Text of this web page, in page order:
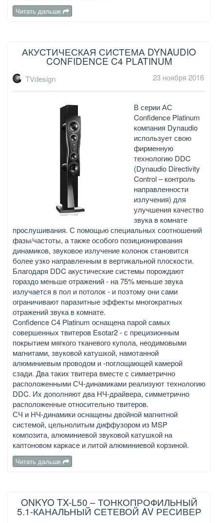
Читать дальше
АКУСТИЧЕСКАЯ СИСТЕМА DYNAUDIO
CONFIDENCE C4 PLATINUM
TVdesign 23 ноября 2016
В серии АС
Confidence Platinum
компания Dynaudio
использует свою
фирменную
технологию DDC
(Dynaudio Directivity
Control – контроль
направленности
излучения) для
улучшения качество
звука в комнате
прослушивания. С помощью специальных соотношений
фазы/частоты, а также особого позиционирования
динамиков, звуковое излучение колонок становится
более узко направленным в вертикальной плоскости.
Благодаря DDC акустические системы порождают
гораздо меньше отражений - на 75% меньше звука
излучается в пол и потолок - и поэтому они сами
ограничивают паразитные эффекты многократных
отражений звука в комнате.
Confidence C4 Platinum оснащена парой самых
совершенных твитеров Esotar2 - с прецизионным
покрытием мягкого тканевого купола, неодимовыми
магнитами, звуковой катушкой, намотанной
алюминиевым проводом и -поглощающей камерой
сзади. Два таких твитера вместе с симметрично
расположенными СЧ-динамиками реализуют технологию
DDC. Их дополняют два НЧ-драйвера, симметрично
расположенные относительно твитеров.
СЧ и НЧ-динамики оснащены двойной магнитной
системой, цельнолитым диффузором из MSP
композита, алюминиевой звуковой катушкой на
каптоновом каркасе и литой алюминиевой корзиной.
Читать дальше
ONKYO TX-L50 – ТОНКОПРОФИЛЬНЫЙ
5.1-КАНАЛЬНЫЙ СЕТЕВОЙ AV РЕСИВЕР